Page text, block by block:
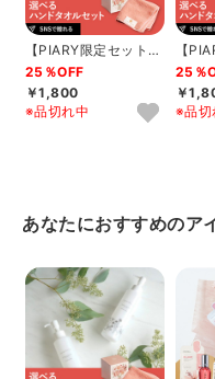
ノプロピルジメチコン／
乳酸／BG／PG／グリセ
ノキシエタノール／香料
※商品の改良や表示方法
部異なる場合があります
い。お肌に合わないとき
※並行輸入品のため、成
あります。また、法定ラ
ていただく場合がござい
※原産国、製造時期によ
掲載画像と異なる場合も
【PIARY限定セット】
選べるTHE QUEEN’S
T...
25％OFF
￥1,800
※品切れ中
【
選べ
T...
25％
￥
※品切
あなたにおすすめのア